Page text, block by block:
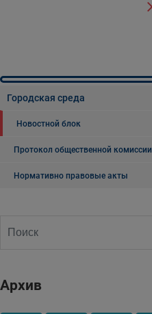
Городская среда
Новостной блок
Протокол общественной комиссии
Нормативно правовые акты
Архив